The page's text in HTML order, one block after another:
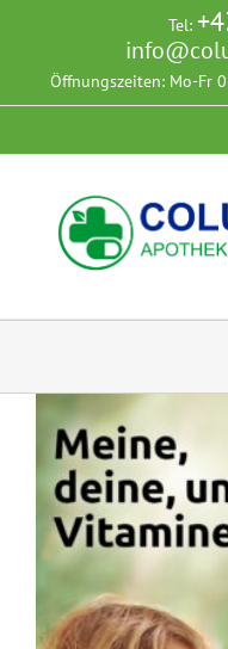
springen
Tel:
Öffnungszeiten: Mo-Fr